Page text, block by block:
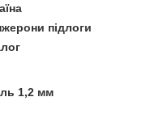
підлоги
1,2 мм